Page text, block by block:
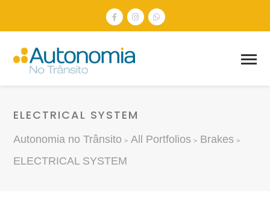
ELECTRICAL SYSTEM
Autonomia no Trânsito >All Portfolios > Brakes >
ELECTRICAL SYSTEM